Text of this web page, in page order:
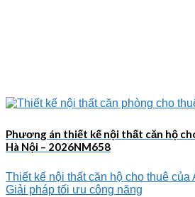
Phương án thiết kế nội thất căn hộ
Hà Nội – 2026NM658
Thiết kế nội thất căn hộ cho thuê của
Giải pháp tối ưu công năng